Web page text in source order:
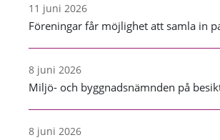
11 juni 2026
Föreningar får möjlighet att samla in
8 juni 2026
Miljö- och byggnadsnämnden på
8 juni 2026